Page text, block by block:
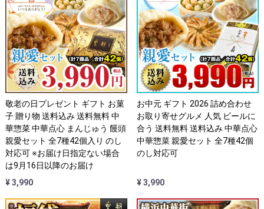
敬老の日プレゼント ギフト お菓
子 贈り物 送料込み 送料無料 中
華惣菜 中華点心 まんじゅう 饅頭
親愛セット 全7種42個入り のし
対応可 ※お届け日指定ない場合
は9月16日以降のお届け
¥ 3,990
お中元 ギフト 2026 詰め合わせ
お取り寄せグルメ 人気 ビールに
合う 送料無料 送料込み 中華点心
中華惣菜 親愛セット 全7種42個
のし対応可
¥ 3,990